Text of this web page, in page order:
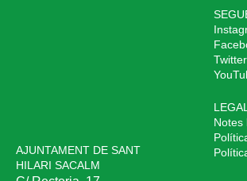
AJUNTAMENT DE SANT
HILARI SACALM
Twitter
LEGAL
Notes